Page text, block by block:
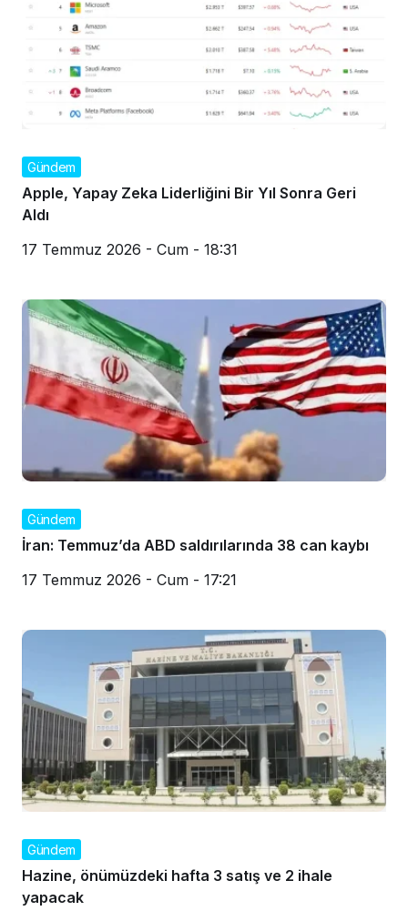
Gündem
Apple, Yapay Zeka Liderliğini Bir Yıl Sonra Geri
Aldı
17 Temmuz 2026 - Cum - 18:31
Gündem
İran: Temmuz’da ABD saldırılarında 38 can kaybı
17 Temmuz 2026 - Cum - 17:21
Gündem
Hazine, önümüzdeki hafta 3 satış ve 2 ihale
yapacak